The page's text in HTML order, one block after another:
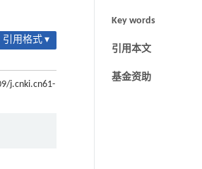
引用格式 ▾
j.cnki.cn61-
Key words
引用本文
基金资助